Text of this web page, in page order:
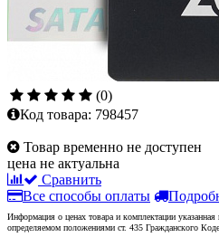
(0)
Код товара: 798457
Товар временно не доступен
цена не актуальна
Сравнить
Все способы оплаты
Информация о ценах товара и комплектации указанная
определяемом положениями ст. 435 Гражданского